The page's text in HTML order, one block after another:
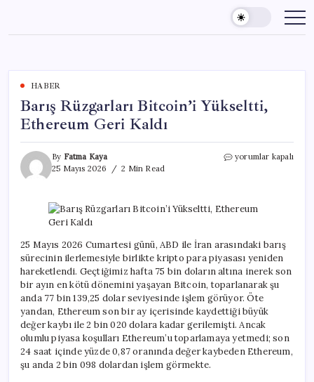
content
HABER
Barış Rüzgarları Bitcoin’i Yükseltti,
Ethereum Geri Kaldı
By Fatma Kaya
25 Mayıs 2026
2 Min Read
Barış
Geri
için
yorumlar kapalı
25 Mayıs 2026 Cumartesi günü, ABD ile İran arasındaki barış
sürecinin ilerlemesiyle birlikte kripto para piyasası yeniden
hareketlendi. Geçtiğimiz hafta 75 bin doların altına inerek son
bir ayın en kötü dönemini yaşayan Bitcoin, toparlanarak şu
anda 77 bin 139,25 dolar seviyesinde işlem görüyor. Öte
yandan, Ethereum son bir ay içerisinde kaydettiği büyük
değer kaybı ile 2 bin 020 dolara kadar gerilemişti. Ancak
olumlu piyasa koşulları Ethereum’u toparlamaya yetmedi; son
24 saat içinde yüzde 0,87 oranında değer kaybeden Ethereum,
şu anda 2 bin 098 dolardan işlem görmekte.